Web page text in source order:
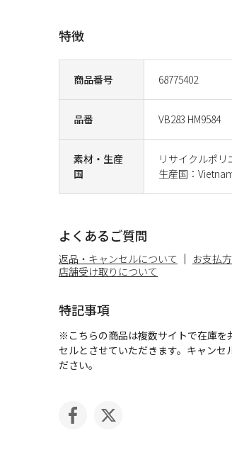
商品番号 68775402
品番 VB283 HM9584
素材・生産
国
リサイクルポリ
生産国：
特徴
よくあるご質問
返品・キャンセルについて お支払
店舗受け取りについて
特記事項
※こちらの商品は複数サイトで在庫を
セルとさせていただきます。キャンセ
ださい。